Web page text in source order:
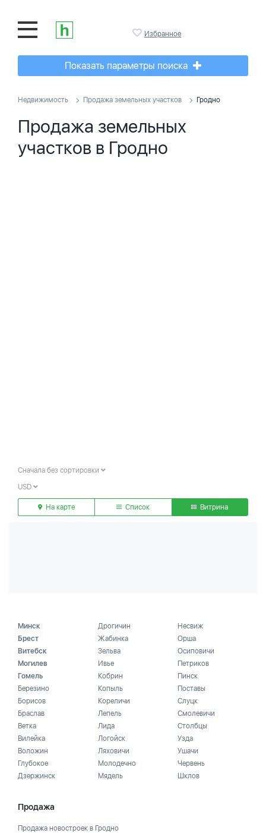
Избранное
Показать параметры поиска
Недвижимость Продажа земельных участков Гродно
Продажа земельных
участков в Гродно
Сначала без сортировки
USD
На карте Список Витрина
Минск
Брест
Витебск
Могилев
Гомель
Березино
Борисов
Браслав
Ветка
Вилейка
Воложин
Глубокое
Дзержинск
Дрогичин
Жабинка
Зельва
Ивье
Кобрин
Копыль
Кореличи
Лепель
Лида
Логойск
Ляховичи
Молодечно
Мядель
Несвиж
Орша
Осиповичи
Петриков
Пинск
Поставы
Слуцк
Смолевичи
Столбцы
Узда
Ушачи
Червень
Шклов
Продажа
Продажа новостроек в Гродно